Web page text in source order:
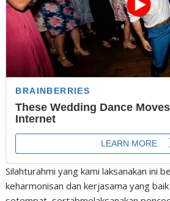
Silahturahmi yang kami laksanakan ini
keharmonisan dan kerjasama yang